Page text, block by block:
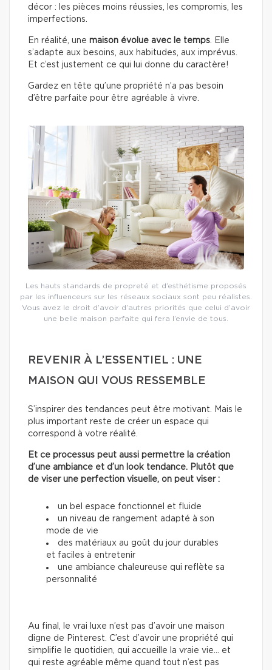
décor : les pièces moins réussies, les compromis, les
imperfections.
En réalité, une maison évolue avec le temps . Elle
s’adapte aux besoins, aux habitudes, aux imprévus.
Et c’est justement ce qui lui donne du caractère!
Gardez en tête qu’une propriété n’a pas besoin
d’être parfaite pour être agréable à vivre.
Les hauts standards de propreté et d’esthétisme proposés
par les influenceurs sur les réseaux sociaux sont peu réalistes.
Vous avez le droit d’avoir d’autres priorités que celui d’avoir
une belle maison parfaite qui fera l’envie de tous.
REVENIR À L’ESSENTIEL : UNE
MAISON QUI VOUS RESSEMBLE
S’inspirer des tendances peut être motivant. Mais le
plus important reste de créer un espace qui
correspond à votre réalité.
Et ce processus peut aussi permettre la création
d’une ambiance et d’un look tendance. Plutôt que
de viser une perfection visuelle, on peut viser :
un bel espace fonctionnel et fluide
un niveau de rangement adapté à son
mode de vie
des matériaux au goût du jour durables
et faciles à entretenir
une ambiance chaleureuse qui reflète sa
personnalité
Au final, le vrai luxe n’est pas d’avoir une maison
digne de Pinterest. C’est d’avoir une propriété qui
simplifie le quotidien, qui accueille la vraie vie… et
qui reste agréable même quand tout n’est pas